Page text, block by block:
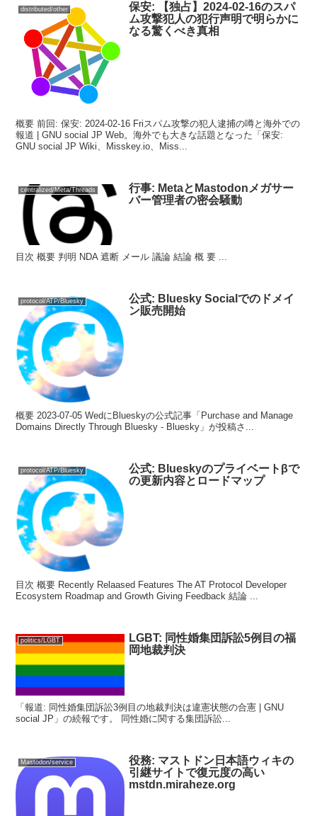
distributed/other
保安: 【独占】2024-02-16のスパ
ム攻撃犯人の犯行声明で明らかに
なる驚くべき真相
概要 前回: 保安: 2024-02-16 Friスパム攻撃の犯人逮捕の噂と海外での
報道 | GNU social JP Web。海外でも大きな話題となった「保安:
GNU social JP Wiki、Misskey.io、Miss...
centralized/Meta/Threads
行事: MetaとMastodonメガサー
バー管理者の密会騒動
目次 概要 判明 NDA 遮断 メール 議論 結論 概 要 ...
protocol/ATP/Bluesky
公式: Bluesky Socialでのドメイ
ン販売開始
概要 2023-07-05 WedにBlueskyの公式記事「Purchase and Manage
Domains Directly Through Bluesky - Bluesky」が投稿さ...
protocol/ATP/Bluesky
公式: Blueskyのプライベートβで
の更新内容とロードマップ
目次 概要 Recently Relaased Features The AT Protocol Developer
Ecosystem Roadmap and Growth Giving Feedback 結論 ...
politics/LGBT
LGBT: 同性婚集団訴訟5例目の福
岡地裁判決
「報道: 同性婚集団訴訟3例目の地裁判決は違憲状態の合憲 | GNU
social JP」の続報です。 同性婚に関する集団訴訟...
Mastodon/service
役務: マストドン日本語ウィキの
引継サイトで復元度の高い
mstdn.miraheze.org